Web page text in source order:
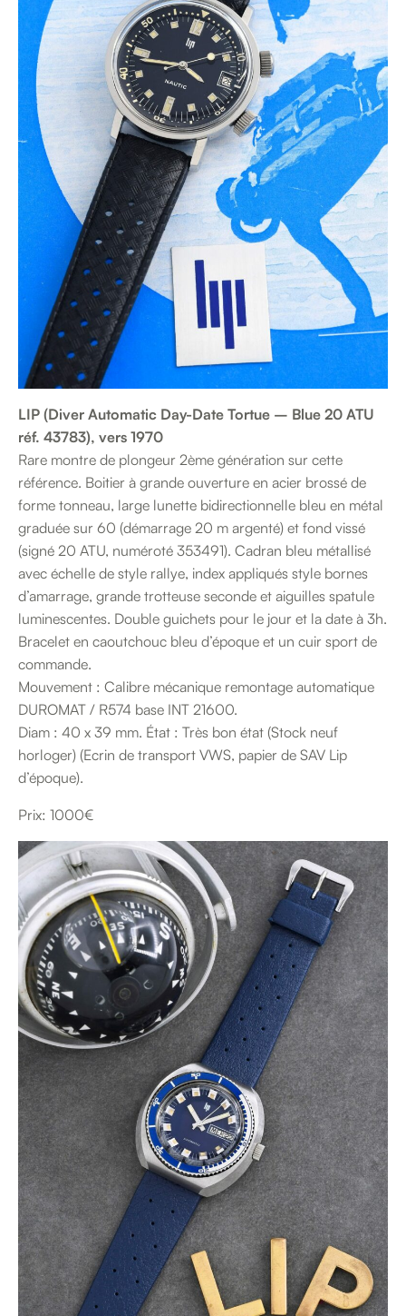
LIP (Diver Automatic Day-Date Tortue – Blue 20 ATU
réf. 43783), vers 1970
Rare montre de plongeur 2ème génération sur cette
référence. Boitier à grande ouverture en acier brossé de
forme tonneau, large lunette bidirectionnelle bleu en métal
graduée sur 60 (démarrage 20 m argenté) et fond vissé
(signé 20 ATU, numéroté 353491). Cadran bleu métallisé
avec échelle de style rallye, index appliqués style bornes
d’amarrage, grande trotteuse seconde et aiguilles spatule
luminescentes. Double guichets pour le jour et la date à 3h.
Bracelet en caoutchouc bleu d’époque et un cuir sport de
commande.
Mouvement : Calibre mécanique remontage automatique
DUROMAT / R574 base INT 21600.
Diam : 40 x 39 mm. État : Très bon état (Stock neuf
horloger) (Ecrin de transport VWS, papier de SAV Lip
d’époque).
Prix: 1000€